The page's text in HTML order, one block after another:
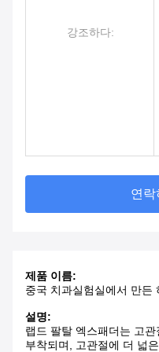
강조하다:
제품 이름:
중국 치과실험실에서 만든
설명:
랩드 팔탈 엑스패더는 고
부착되며, 고관절에 더 넓